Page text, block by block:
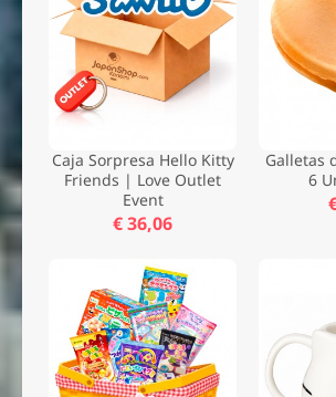
Caja Sorpresa Hello Kitty
Friends | Love Outlet
Event
€ 36,06
Galletas
6